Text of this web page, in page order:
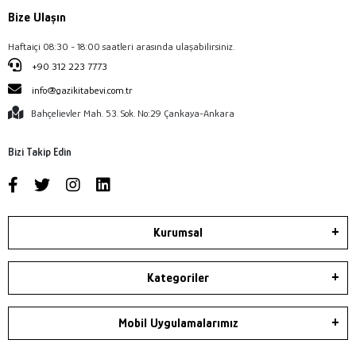
Bize Ulaşın
Haftaiçi 08:30 - 18:00 saatleri arasında ulaşabilirsiniz.
+90 312 223 7773
info@gazikitabevi.com.tr
Bahçelievler Mah. 53. Sok. No:29 Çankaya-Ankara
Bizi Takip Edin
Kurumsal
Kategoriler
Mobil Uygulamalarımız